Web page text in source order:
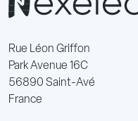
Rue Léon Griffon
Park Avenue 16C
56890 Saint-Avé
France